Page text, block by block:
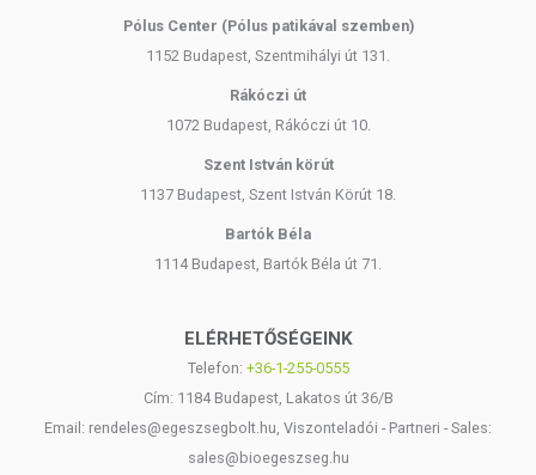
Pólus Center (Pólus patikával szemben)
1152 Budapest, Szentmihályi út 131.
Rákóczi út
1072 Budapest, Rákóczi út 10.
Szent István körút
1137 Budapest, Szent István Körút 18.
Bartók Béla
1114 Budapest, Bartók Béla út 71.
ELÉRHETŐSÉGEINK
Telefon: +36-1-255-0555
Cím: 1184 Budapest, Lakatos út 36/B
Email: rendeles@egeszsegbolt.hu, Viszonteladói - Partneri - Sales:
sales@bioegeszseg.hu